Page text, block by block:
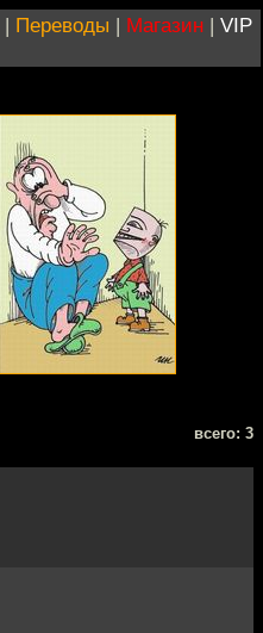
| Переводы | Магазин | VIP
всего: 3